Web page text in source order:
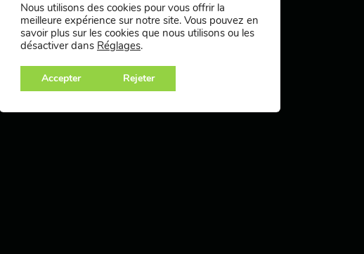
Nous utilisons des cookies pour vous offrir la
meilleure expérience sur notre site. Vous pouvez en
savoir plus sur les cookies que nous utilisons ou les
désactiver dans Réglages.
Accepter Rejeter